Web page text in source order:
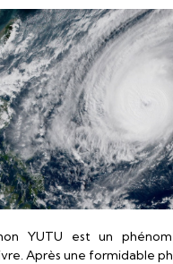
YUTU est un
Après une formidable